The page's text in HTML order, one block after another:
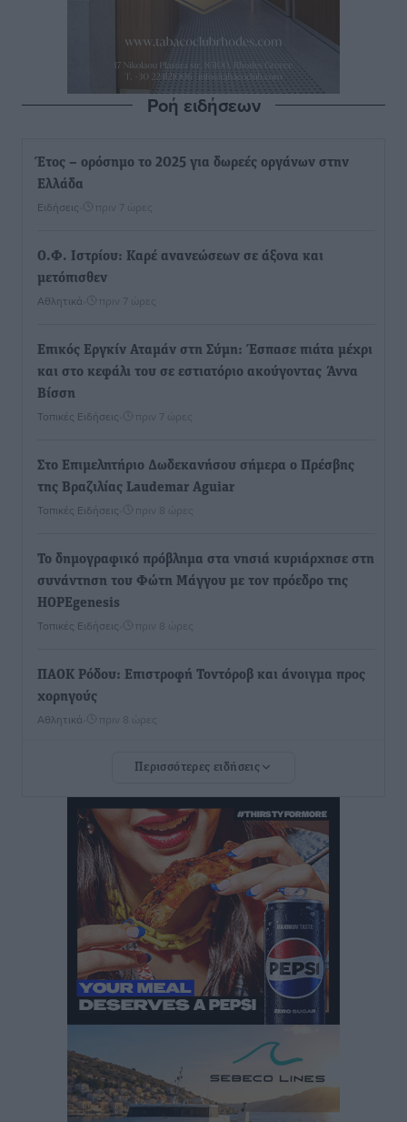
Ροή ειδήσεων
Έτος – ορόσημο το 2025 για δωρεές οργάνων στην
Ελλάδα
Ειδήσεις πριν 7 ώρες
Ο.Φ. Ιστρίου: Καρέ ανανεώσεων σε άξονα και
μετόπισθεν
Αθλητικά πριν 7 ώρες
Επικός Εργκίν Αταμάν στη Σύμη: Έσπασε πιάτα μέχρι
και στο κεφάλι του σε εστιατόριο ακούγοντας Άννα
Βίσση
Τοπικές Ειδήσεις πριν 7 ώρες
Στο Επιμελητήριο Δωδεκανήσου σήμερα ο Πρέσβης
της Βραζιλίας Laudemar Aguiar
Τοπικές Ειδήσεις πριν 8 ώρες
To δημογραφικό πρόβλημα στα νησιά κυριάρχησε στη
συνάντηση του Φώτη Μάγγου με τον πρόεδρο της
HOPEgenesis
Τοπικές Ειδήσεις πριν 8 ώρες
ΠΑΟΚ Ρόδου: Επιστροφή Τοντόροβ και άνοιγμα προς
χορηγούς
Αθλητικά πριν 8 ώρες
Rhodes Beyond Summer – Εκεί που το καλοκαίρι
Τοπικές Ειδήσεις• πριν 8 ώρες
Κικίλιας: Μειώθηκαν κατά 34% οι μεταναστευτικές
ροές στα θαλάσσια σύνορα
πριν 8 ώρες
Κως: Γερμανός τουρίστας κέρδισε αποζημίωση 900
ευρώ επειδή δεν βρήκε ξαπλώστρες στις
οικογενειακές διακοπές του
Τοπικές Ειδήσεις• πριν 8 ώρες
Ο γεωεντοπισμός μέσω 112 «έσωσε» Δανό περιπατητή
στη Ρόδο
Τοπικές Ειδήσεις• πριν 9 ώρες
Περισσότερες ειδήσεις